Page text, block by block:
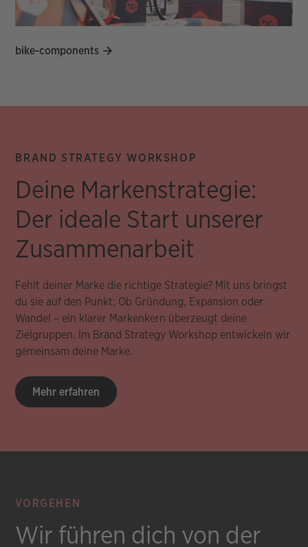
bike-components
BRAND STRATEGY WORKSHOP
Deine Markenstrategie:
Der ideale Start unserer
Zusammenarbeit
Fehlt deiner Marke die richtige Strategie? Mit uns bringst
du sie auf den Punkt: Ob Gründung, Expansion oder
Wandel – ein klarer Markenkern überzeugt deine
Zielgruppen. Im Brand Strategy Workshop entwickeln wir
gemeinsam deine Marke.
Mehr erfahren
VORGEHEN
Wir führen dich von der